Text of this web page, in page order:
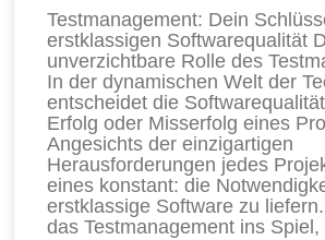
Testmanagement: Dein
erstklassigen Softwarequalität
unverzichtbare Rolle des
In der dynamischen Welt der
entscheidet die
Erfolg oder Misserfolg eines
Angesichts der einzigartigen
Herausforderungen jedes
eines konstant: die
erstklassige Software zu
das Testmanagement ins Spiel,